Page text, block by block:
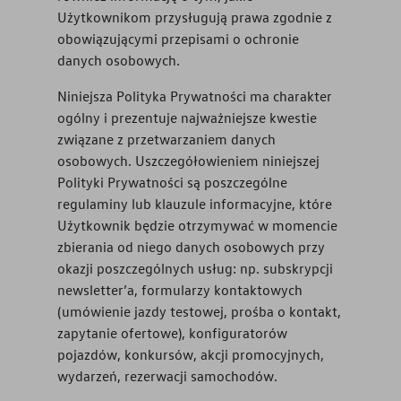
Użytkownikom przysługują prawa zgodnie z
obowiązującymi przepisami o ochronie
danych osobowych.
Niniejsza Polityka Prywatności ma charakter
ogólny i prezentuje najważniejsze kwestie
związane z przetwarzaniem danych
osobowych. Uszczegółowieniem niniejszej
Polityki Prywatności są poszczególne
regulaminy lub klauzule informacyjne, które
Użytkownik będzie otrzymywać w momencie
zbierania od niego danych osobowych przy
okazji poszczególnych usług: np. subskrypcji
newsletter’a, formularzy kontaktowych
(umówienie jazdy testowej, prośba o kontakt,
zapytanie ofertowe), konfiguratorów
pojazdów, konkursów, akcji promocyjnych,
wydarzeń, rezerwacji samochodów.